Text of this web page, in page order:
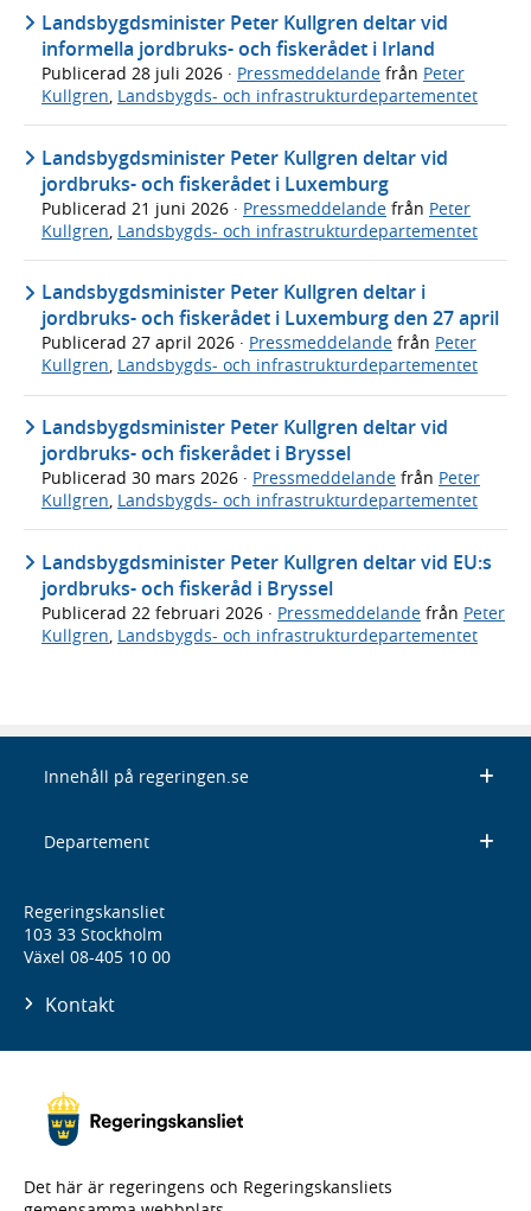
Landsbygdsminister Peter Kullgren deltar vid
informella jordbruks- och fiskerådet i Irland
Publicerad 28 juli 2026 · Pressmeddelande från Peter
Kullgren, Landsbygds- och infrastrukturdepartementet
Landsbygdsminister Peter Kullgren deltar vid
jordbruks- och fiskerådet i Luxemburg
Publicerad 21 juni 2026 · Pressmeddelande från Peter
Kullgren Landsbygds- och infrastrukturdepartementet
Landsbygdsminister Peter Kullgren deltar i
jordbruks- och fiskerådet i Luxemburg den 27 april
Publicerad 27 april 2026 · Pressmeddelande från Peter
Kullgren, Landsbygds- och infrastrukturdepartementet
Landsbygdsminister Peter Kullgren deltar vid
jordbruks- och fiskerådet i Bryssel
Publicerad 30 mars 2026 · Pressmeddelande från Peter
Kullgren, Landsbygds- och infrastrukturdepartementet
Landsbygdsminister Peter Kullgren deltar vid EU:s
jordbruks- och fiskeråd i Bryssel
Publicerad 22 februari 2026 · Pressmeddelande från Peter
Kullgren Landsbygds- och infrastrukturdepartementet
Innehåll på regeringen.se
Departement
Regeringskansliet
103 33 Stockholm
Växel 08-405 10 00
Kontakt
Det här är regeringens och Regeringskansliets